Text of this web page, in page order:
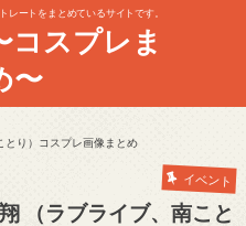
レートをまとめているサイトです。
コスプレま
〜
とり）コスプレ画像まとめ
イベント
（ラブライブ、南こと